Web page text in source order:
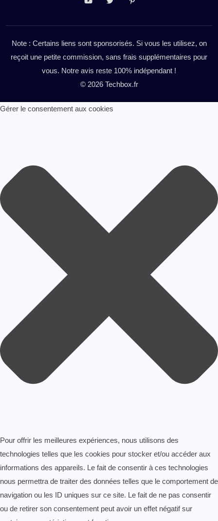
Note : Certains liens sont sponsorisés. Si vous les utilisez, on
reçoit une petite commission, sans frais supplémentaires pour
vous. Notre avis reste 100% indépendant !
© 2026 Techbox.fr
Gérer le consentement aux cookies
Pour offrir les meilleures expériences, nous utilisons des
technologies telles que les cookies pour stocker et/ou accéder aux
informations des appareils. Le fait de consentir à ces technologies
nous permettra de traiter des données telles que le comportement de
navigation ou les ID uniques sur ce site. Le fait de ne pas consentir
ou de retirer son consentement peut avoir un effet négatif sur